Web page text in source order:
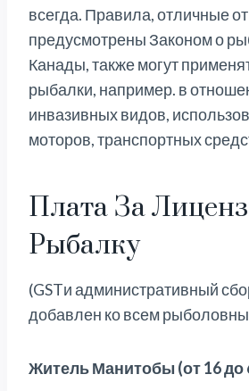
всегда. Правила, отличные
предусмотрены Законом о
Канады, также могут
рыбалки, например. в
инвазивных видов,
моторов, транспортных
Плата За
Рыбалку
(GSTи административный
добавлен ко всем
Житель Манитобы (от 16 до